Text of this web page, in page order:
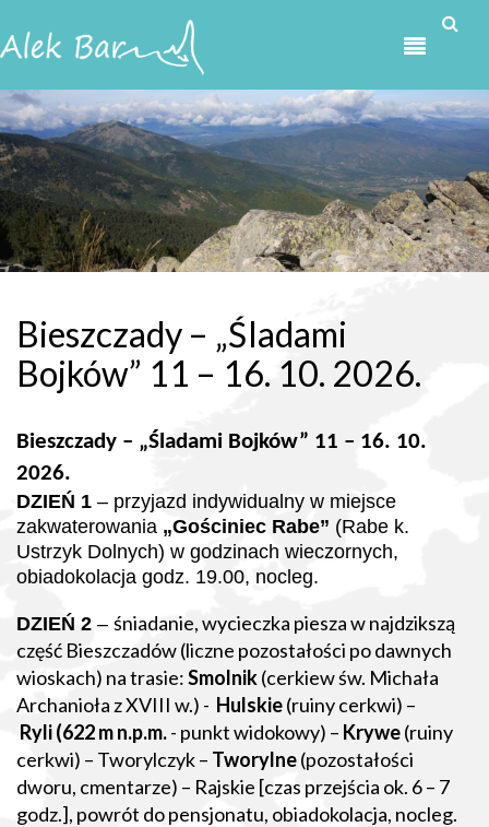
Bieszczady – „Śladami
Bojków” 11 – 16. 10. 2026.
Bieszczady – „Śladami Bojków” 11 – 16. 10.
2026.
DZIEŃ 1 – przyjazd indywidualny w miejsce
zakwaterowania „Gościniec Rabe” (Rabe k.
Ustrzyk Dolnych) w godzinach wieczornych,
obiadokolacja godz. 19.00, nocleg.
DZIEŃ 2 – śniadanie, wycieczka piesza w najdzikszą
część Bieszczadów (liczne pozostałości po dawnych
wioskach) na trasie:Smolnik(cerkiew św. Michała
Archanioła z XVIII w.) - Hulskie(ruiny cerkwi) –
Ryli(622 m n.p.m.- punkt widokowy) – Krywe(ruiny
cerkwi) – Tworylczyk – Tworylne(pozostałości
dworu, cmentarze) – Rajskie [czas przejścia ok. 6 – 7
godz.], powrót do pensjonatu, obiadokolacja, nocleg.